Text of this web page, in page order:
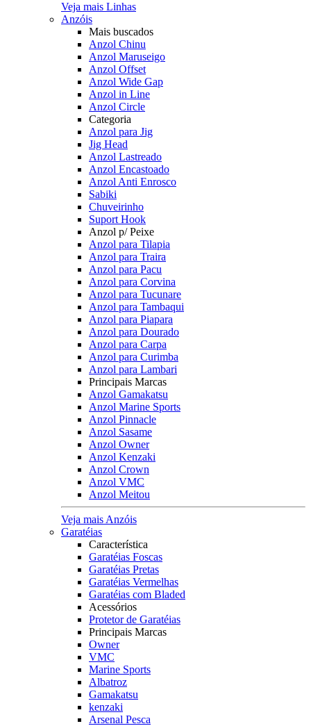
Veja mais Linhas
Anzóis
Mais buscados
Anzol Chinu
Anzol Maruseigo
Anzol Offset
Anzol Wide Gap
Anzol in Line
Anzol Circle
Categoria
Anzol para Jig
Jig Head
Anzol Lastreado
Anzol Encastoado
Anzol Anti Enrosco
Sabiki
Chuveirinho
Suport Hook
Anzol p/ Peixe
Anzol para Tilapia
Anzol para Traira
Anzol para Pacu
Anzol para Corvina
Anzol para Tucunare
Anzol para Tambaqui
Anzol para Piapara
Anzol para Dourado
Anzol para Carpa
Anzol para Curimba
Anzol para Lambari
Principais Marcas
Anzol Gamakatsu
Anzol Marine Sports
Anzol Pinnacle
Anzol Sasame
Anzol Owner
Anzol Kenzaki
Anzol Crown
Anzol VMC
Anzol Meitou
Veja mais Anzóis
Garatéias
Característica
Garatéias Foscas
Garatéias Pretas
Garatéias Vermelhas
Garatéias com Bladed
Acessórios
Protetor de Garatéias
Principais Marcas
Owner
VMC
Marine Sports
Albatroz
Gamakatsu
kenzaki
Arsenal Pesca